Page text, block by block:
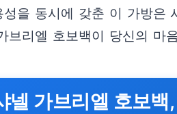
성을 동시에 갖춘 이 가방은
브리엘 호보백이 당신의 마
넬 가브리엘 호보